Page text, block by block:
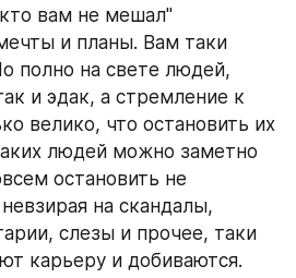
вам не мешал"
и планы. Вам таки
полно на свете людей,
и эдак, а стремление к
велико, что остановить их
людей можно заметно
остановить не
на скандалы,
слезы и прочее, таки
карьеру и добиваются.